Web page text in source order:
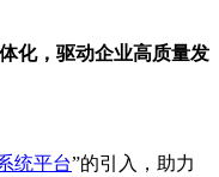
化，驱动企业高质量发
统平台”的引入，助力